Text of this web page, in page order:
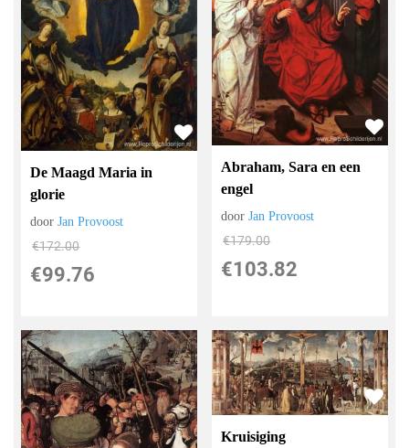
De Maagd Maria in
glorie
doorJan Provoost
€172.00
€99.76
Abraham, Sara en een
engel
doorJan Provoost
€179.00
€103.82
Kruisiging